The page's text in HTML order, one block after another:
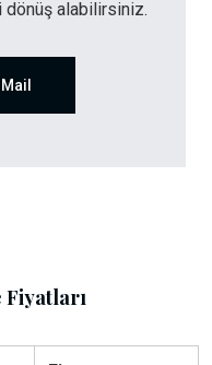
alabilirsiniz.
Mail
Fiyatları